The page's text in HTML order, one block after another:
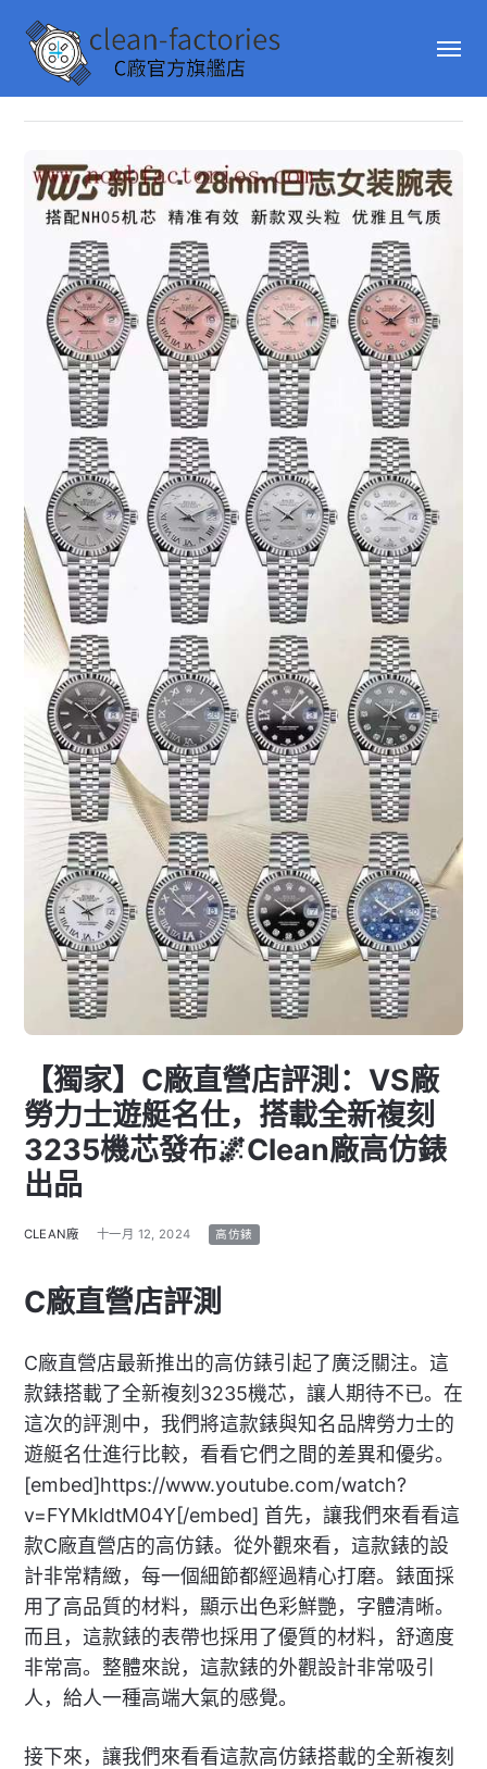
【獨家】C廠直營店評測：VS廠
勞力士遊艇名仕，搭載全新複刻
3235機芯發布🌌Clean廠高仿錶
出品
CLEAN廠 十一月 12, 2024 高仿錶
C廠直營店評測
C廠直營店最新推出的高仿錶引起了廣泛關注。這
款錶搭載了全新複刻3235機芯，讓人期待不已。在
這次的評測中，我們將這款錶與知名品牌勞力士的
遊艇名仕進行比較，看看它們之間的差異和優劣。
[embed]https://www.youtube.com/watch?
v=FYMkldtM04Y[/embed] 首先，讓我們來看看這
款C廠直營店的高仿錶。從外觀來看，這款錶的設
計非常精緻，每一個細節都經過精心打磨。錶面採
用了高品質的材料，顯示出色彩鮮艷，字體清晰。
而且，這款錶的表帶也採用了優質的材料，舒適度
非常高。整體來說，這款錶的外觀設計非常吸引
人，給人一種高端大氣的感覺。
接下來，讓我們來看看這款高仿錶搭載的全新複刻